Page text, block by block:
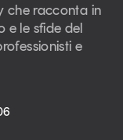
che racconta in
e le sfide del
e